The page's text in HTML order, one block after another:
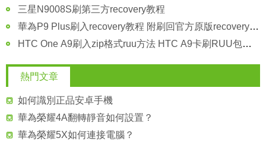
三星N9008S刷第三方recovery教程
華為P9 Plus刷入recovery教程 附刷回官方原版recovery方法圖解
HTC One A9刷入zip格式ruu方法 HTC A9卡刷RUU包教程
熱門文章
如何識別正品安卓手機
華為榮耀4A翻轉靜音如何設置？
華為榮耀5X如何連接電腦？